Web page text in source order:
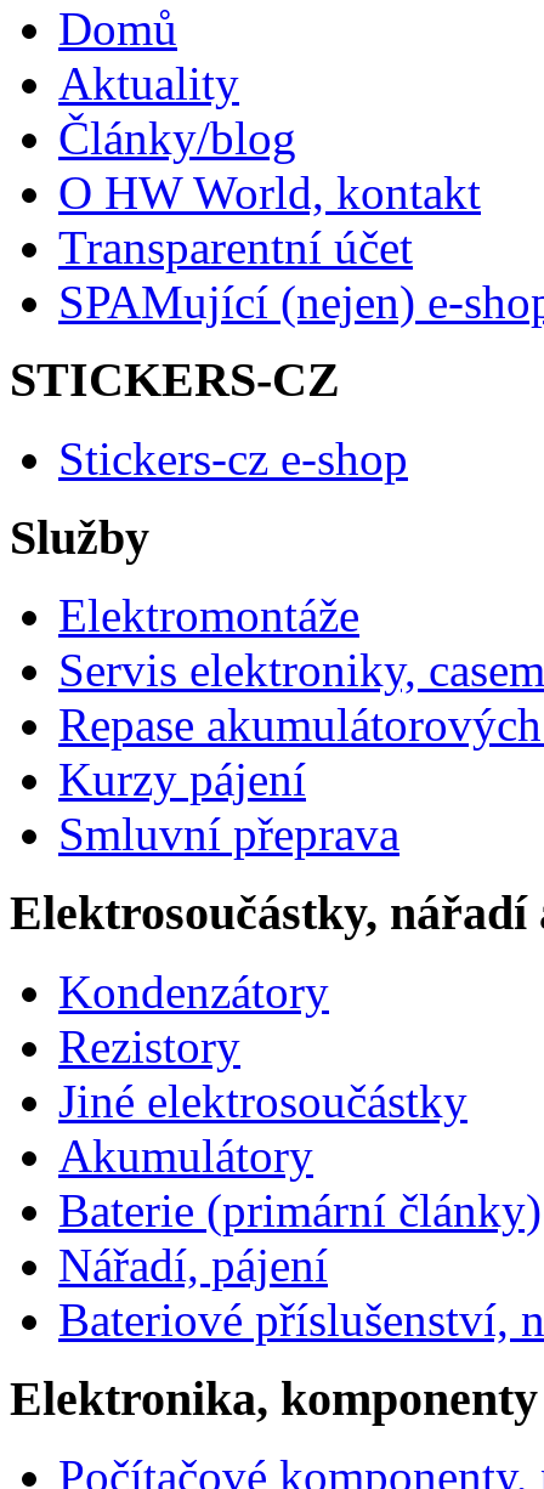
Domů
Aktuality
Články/blog
O HW World, kontakt
Transparentní účet
SPAMující (nejen) e-
STICKERS-CZ
Stickers-cz e-shop
Služby
Elektromontáže
Servis elektroniky,
Repase
Kurzy pájení
Smluvní přeprava
Elektrosoučástky, nářadí
Kondenzátory
Rezistory
Jiné elektrosoučástky
Akumulátory
Baterie (primární články)
Nářadí, pájení
Bateriové příslušenství,
Elektronika, komponenty
Počítačové